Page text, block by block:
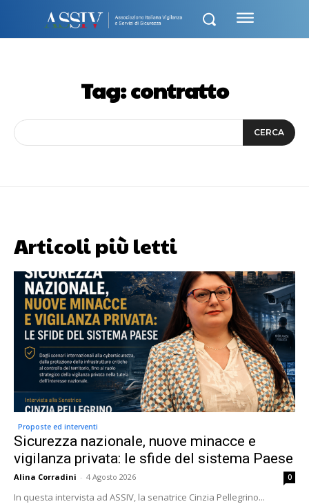
Tag:contratto
CERCA
Articoli più letti
Proposte ed interventi
Sicurezza nazionale, nuove minacce e
vigilanza privata: le sfide del sistema Paese
Alina Corradini - 4 Agosto 2026 0
In questa intervista ad ASSIV, la senatrice Cinzia Pellegrino...